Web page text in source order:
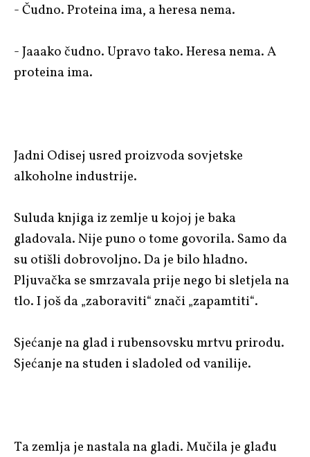
- Čudno. Proteina ima, a heresa nema.
- Jaaako čudno. Upravo tako. Heresa nema. A
proteina ima.
Jadni Odisej usred proizvoda sovjetske
alkoholne industrije.
Suluda knjiga iz zemlje u kojoj je baka
gladovala. Nije puno o tome govorila. Samo da
su otišli dobrovoljno. Da je bilo hladno.
Pljuvačka se smrzavala prije nego bi sletjela na
tlo. I još da „zaboraviti“ znači „zapamtiti“.
Sjećanje na glad i rubensovsku mrtvu prirodu.
Sjećanje na studen i sladoled od vanilije.
Ta zemlja je nastala na gladi. Mučila je glađu